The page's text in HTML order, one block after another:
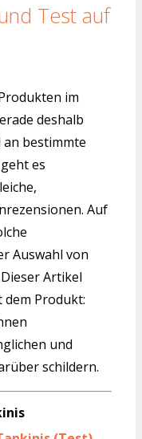
Test auf
im
deshalb
an bestimmte
es
Auf
Auswahl von
Artikel
Produkt:
und
schildern.